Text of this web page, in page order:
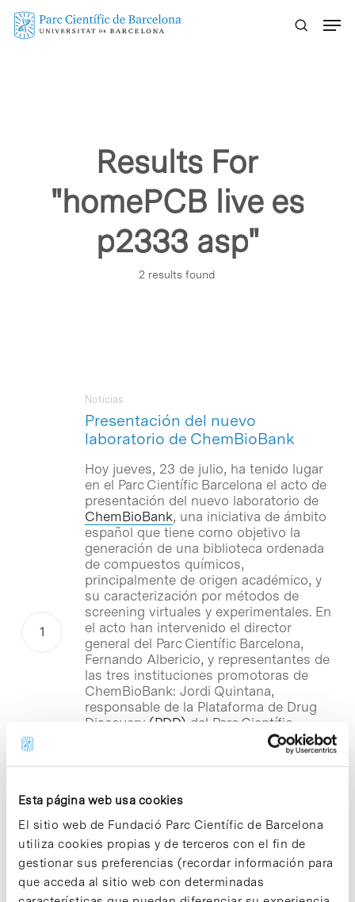
Esta página web usa cookies
El sitio web de Fundació Parc Científic de Barcelona
utiliza cookies propias y de terceros con el fin de
gestionar sus preferencias (recordar información para
que acceda al sitio web con determinadas
Skip
Results For
"homePCB live es
p2333 asp"
2 results found
Presentación del nuevo
laboratorio de ChemBioBank
Notícias
Hoy jueves, 23 de julio, ha tenido lugar
en el Parc Científic Barcelona el acto de
presentación del nuevo laboratorio de
ChemBioBank, una iniciativa de ámbito
español que tiene como objetivo la
generación de una biblioteca ordenada
de compuestos químicos,
principalmente de origen académico, y
su caracterización por métodos de
screening virtuales y experimentales. En
el acto han intervenido el director
general del Parc Científic Barcelona,
Fernando Albericio, y representantes de
las tres instituciones promotoras de
ChemBioBank: Jordi Quintana,
responsable de la Plataforma de Drug
Discovery (PDD) del Parc Científic
Barcelona (PCB), que coordina el
proyecto; Mabel Loza, coordinadora de
la Plataforma de Screening de la
Compostela (USC), y Ferran Sanz,
director del programa de Informática
Biomédica del Instituto Municipal de
Investigación Médica de Barcelona
(IMIM) .